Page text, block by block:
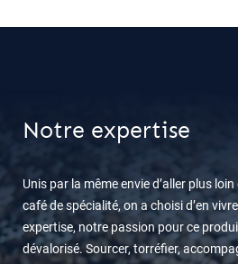
Notre expertise
Unis par la même envie d’aller plus
café de spécialité, on a choisi d’en
expertise, notre passion pour ce
dévalorisé. Sourcer, torréfier,